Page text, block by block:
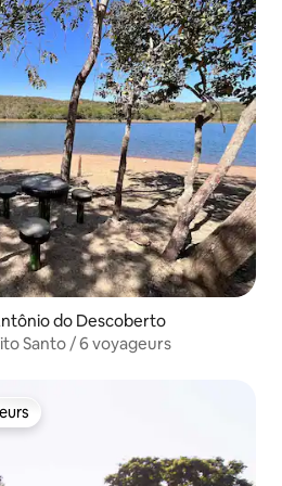
do Descoberto
Santo / 6 voyageurs
les plus appréciés